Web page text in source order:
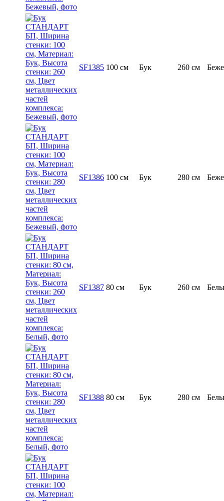
SF1385 100 см Бук 260 см
SF1386 100 см Бук 280 см
SF1387 80 см Бук 260 см
SF1388 80 см Бук 280 см